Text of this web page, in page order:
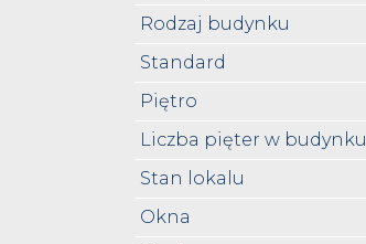
Rodzaj budynku
Standard
Piętro
Liczba pięter w budynku
Stan lokalu
Okna